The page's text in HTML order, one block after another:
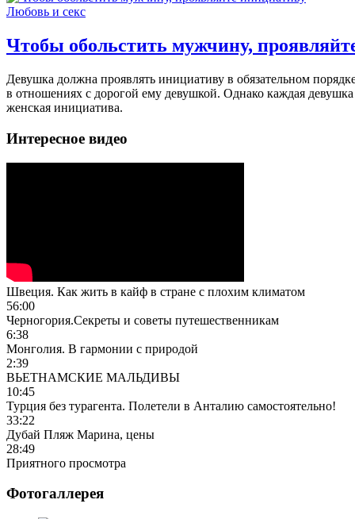
Любовь и секс
Чтобы обольстить мужчину,
Девушка должна проявлять инициативу в обязательном
в отношениях с дорогой ему девушкой. Однако каждая
женская инициатива.
Интересное видео
Швеция. Как жить в кайф в стране с плохим климатом
56:00
Черногория.Секреты и советы путешественникам
6:38
Монголия. В гармонии с природой
2:39
ВЬЕТНАМСКИЕ МАЛЬДИВЫ
10:45
Турция без турагента. Полетели в Анталию самостоятельно!
33:22
Дубай Пляж Марина, цены
28:49
Приятного просмотра
Фотогаллерея